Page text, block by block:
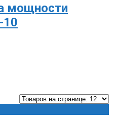
мощности